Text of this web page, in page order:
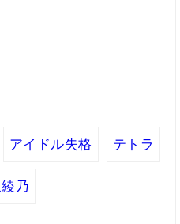
アイドル失格 テトラ
乃